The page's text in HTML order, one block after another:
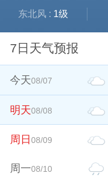
东北风 : 1级
7日天气预报
今天08/07
明天08/08
周日08/09
周一08/10